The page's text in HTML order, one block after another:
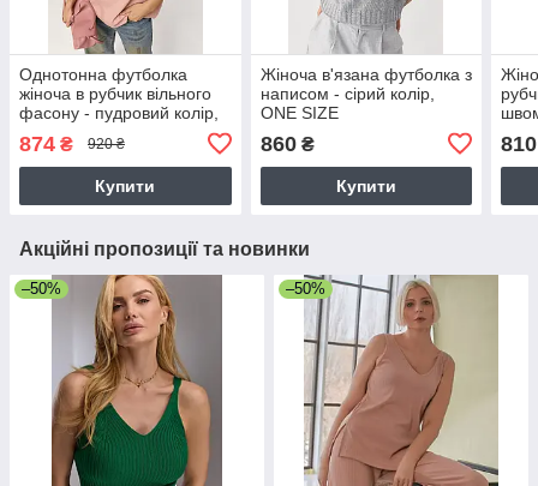
Однотонна футболка
жіноча в рубчик вільного
фасону - пудровий колір,
874 ₴ 920 ₴
Купити
Жіноча в'язана футболка з
написом - сірий колір,
ONE SIZE
860₴
Купити
810
Акційні пропозиції та новинки
–50% –50%